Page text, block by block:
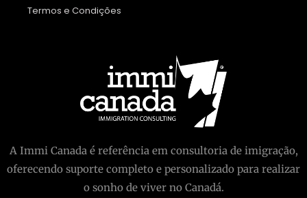
Termos e Condições
A Immi Canada é referência em consultoria de imigração,
oferecendo suporte completo e personalizado para realizar
o sonho de viver no Canadá.